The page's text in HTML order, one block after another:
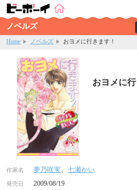
ノベルズ
Home ノベルズ おヨメに行きます！
おヨメに行
作家名 夢乃咲実、七瀬かい
発売日 2009/08/19